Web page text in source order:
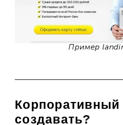
Пример
Корпоративный
создавать?